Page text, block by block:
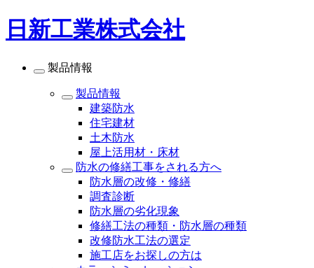
日新工業株式会社
製品情報
製品情報
建築防水
住宅建材
土木防水
屋上活用材・床材
防水の修繕工事をされる方へ
防水層の改修・修繕
調査診断
防水層の劣化現象
修繕工法の種類・防水層の種類
改修防水工法の選定
施工店をお探しの方は